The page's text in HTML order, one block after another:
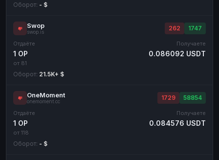
Оборот: - $
Swop
swop.is
262 1747
Отдаёте
1 OP
от 81
Получаете
0.086092 USDT
Оборот: 21.5K+ $
OneMoment
onemoment.cc
1729 58854
Отдаёте
1 OP
от 118
Получаете
0.084576 USDT
Оборот: - $